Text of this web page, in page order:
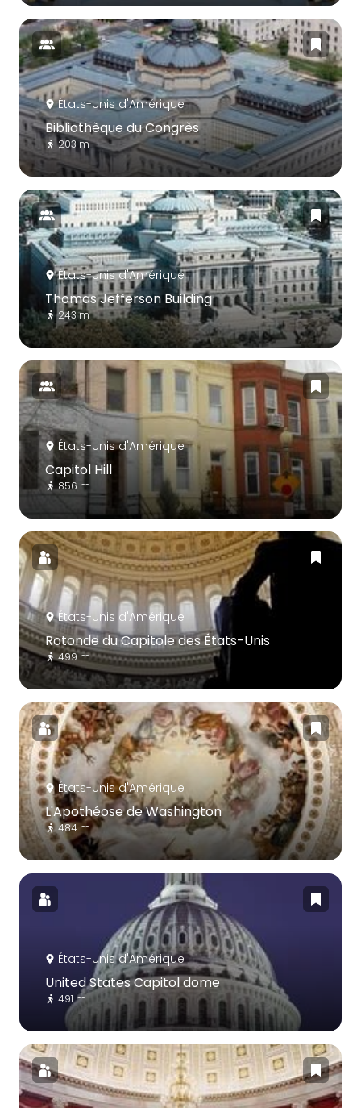
États-Unis d'Amérique
Bibliothèque du Congrès
203 m
États-Unis d'Amérique
Thomas Jefferson Building
243 m
États-Unis d'Amérique
Capitol Hill
856 m
États-Unis d'Amérique
Rotonde du Capitole des États-Unis
499 m
États-Unis d'Amérique
L'Apothéose de Washington
484 m
États-Unis d'Amérique
United States Capitol dome
491 m